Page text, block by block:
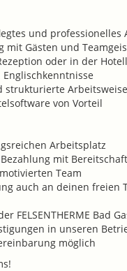
und professionelles
mit Gästen und
oder in der
strukturierte Arbeitsweise
von Vorteil
Arbeitsplatz
mit
Team
auch an deinen freien
FELSENTHERME Bad
in unseren
möglich